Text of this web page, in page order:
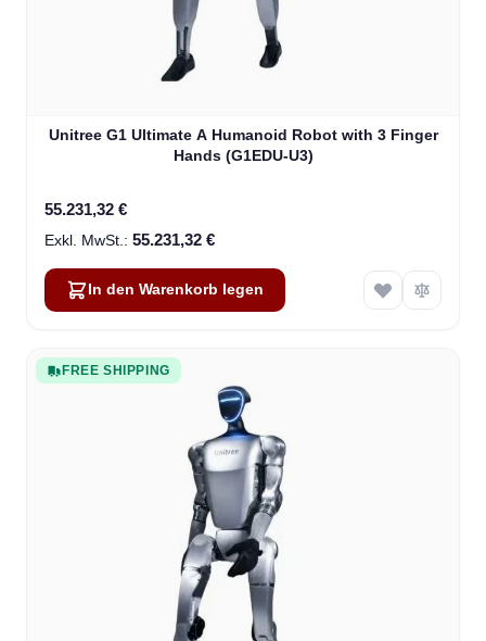
Unitree G1 Ultimate A Humanoid Robot with 3 Finger
Hands (G1EDU-U3)
55.231,32 €
55.231,32 €
In den Warenkorb legen
FREE SHIPPING